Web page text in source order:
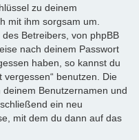
zu deinem
mit ihm sorgsam um.
Betreibers, von phpBB
nach deinem Passwort
haben, so kannst du
vergessen“ benutzen. Die
Benutzernamen und
ein neu
mit dem du dann auf das